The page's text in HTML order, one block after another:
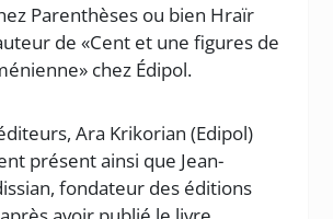
Parenthèses ou bien Hraïr
de «Cent et une figures de
chez Édipol.
Ara Krikorian (Edipol)
présent ainsi que Jean-
fondateur des éditions